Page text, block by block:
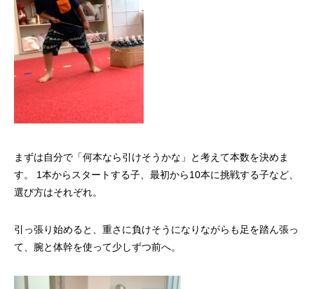
まずは自分で「何本なら引けそうかな」と考えて本数を決めま
す。 1本からスタートする子、最初から10本に挑戦する子など、
選び方はそれぞれ。
引っ張り始めると、重さに負けそうになりながらも足を踏ん張っ
て、腕と体幹を使って少しずつ前へ。